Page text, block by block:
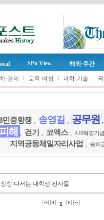
SPn View 해외·주간
·경제 l 교육·여성 l 과학·기술 l
민중항쟁 송영길 공무원
해 걷기 코엑스 4.19혁명기
지역공동체일자리사업 송하
정 나서는 대학생 전사들
1